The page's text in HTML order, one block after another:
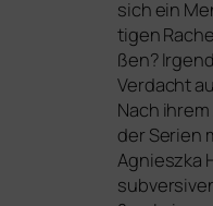
sich ein
ti­gen
ßen?
Verdacht
Nach
der Serien
Agnieszka